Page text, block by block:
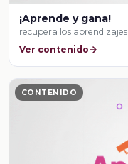
¡Aprende y gana!
recupera los
Ver contenido
CONTENIDO